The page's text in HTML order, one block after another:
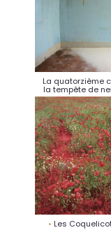
La quatorzième
la tempête de
Les